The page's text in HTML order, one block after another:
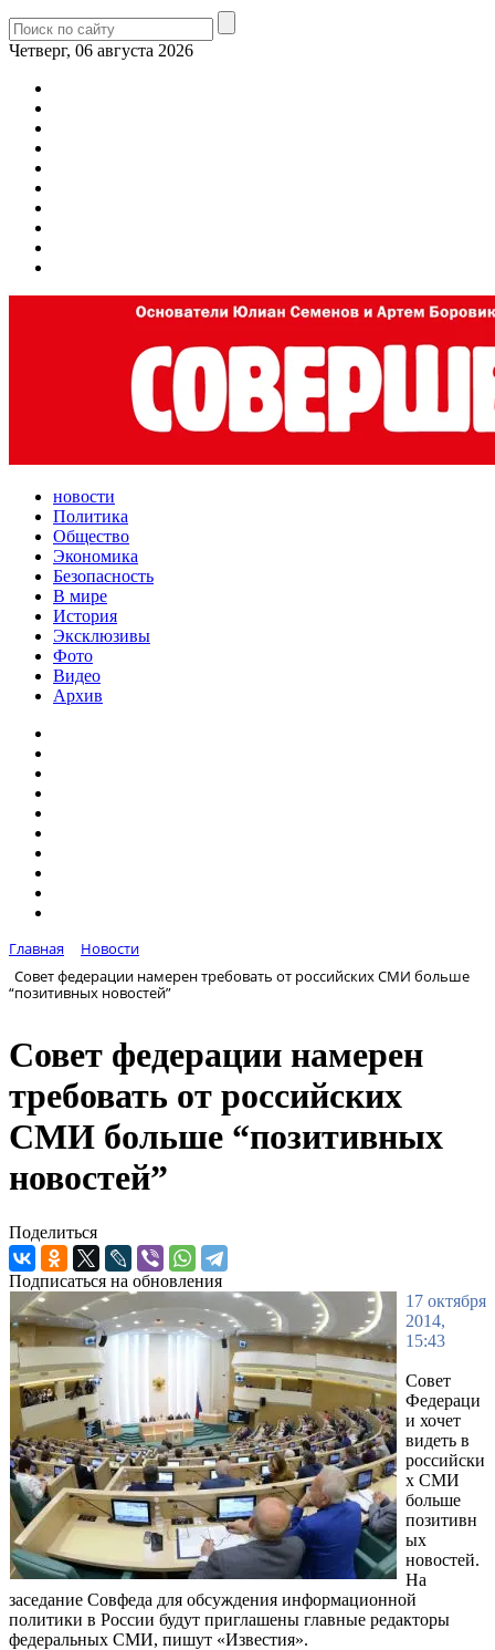
Четверг, 06 августа 2026
новости
Политика
Общество
Экономика
Безопасность
В мире
История
Эксклюзивы
Фото
Видео
Архив
Главная
Новости
Совет федерации намерен требовать от российских СМИ больше
“позитивных новостей”
Совет федерации намерен
требовать от российских
СМИ больше “позитивных
новостей”
Поделиться
Подписаться на обновления
17 октября
2014,
15:43
Совет
Федераци
и хочет
видеть в
российски
х СМИ
больше
позитивн
ых
новостей.
На
заседание Совфеда для обсуждения информационной
политики в России будут приглашены главные редакторы
федеральных СМИ, пишут «Известия».